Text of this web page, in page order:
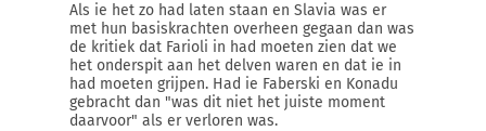
Als ie het zo had laten staan en Slavia was er
met hun basiskrachten overheen gegaan dan was
de kritiek dat Farioli in had moeten zien dat we
het onderspit aan het delven waren en dat ie in
had moeten grijpen. Had ie Faberski en Konadu
gebracht dan "was dit niet het juiste moment
daarvoor" als er verloren was.